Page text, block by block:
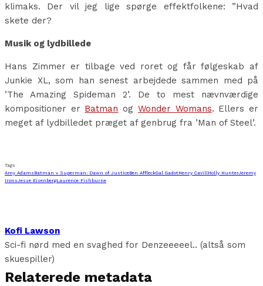
klimaks. Der vil jeg lige spørge effektfolkene: ”Hvad
skete der?
Musik og lydbillede
Hans Zimmer er tilbage ved roret og får følgeskab af
Junkie XL, som han senest arbejdede sammen med på
’The Amazing Spideman 2’. De to mest nævnværdige
kompositioner er Batman og Wonder Womans. Ellers er
meget af lydbilledet præget af genbrug fra ’Man of Steel’.
Tags
Amy Adams Batman v Superman: Dawn of JusticeBen AffleckGal GadotHenry Cavill Holly HunterJeremy
IronsJesse EisenbergLaurence Fishburne
Kofi Lawson
Sci-fi nørd med en svaghed for Denzeeeeel.. (altså som
skuespiller)
Relaterede metadata